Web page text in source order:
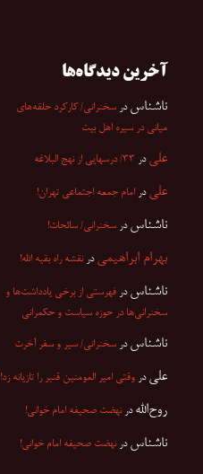
آخرین دیدگاه‌ها
ناشناس در سخنرانی/ کارکرد حلقه‌های
میانی در سیره اهل بیت
علی در ۳۳/ درسهایی از نهج البلاغه
علی در امام جمعه اجتماعی تهران!
ناشناس در سخنرانی/ سائحات!
بهرام ابراهیمی درنقشه راه بقیه الله!
ناشناس در فهرستی از برخی یادداشت‌ها و
سخنرانی‌ها در حوزه سیاست و حکمرانی
ناشناس در سخنرانی/ سیر و سفر آخرت
علی در وقتی امیر المومنین قنبر را تازیانه زد!
روح‌الله درنهضت صحیفه امام خوانی!
ناشناس درنهضت صحیفه امام خوانی!